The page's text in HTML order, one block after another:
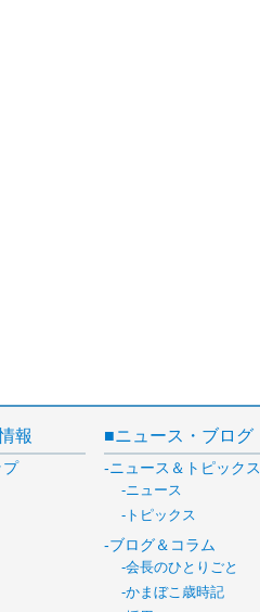
報
プ
ニュース・ブログ
ニュース＆トピックス
ニュース
トピックス
ブログ＆コラム
会長のひとりごと
かまぼこ歳時記